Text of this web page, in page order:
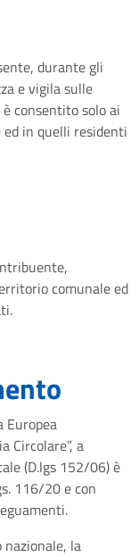
durante gli
e vigila sulle
consentito solo ai
in quelli residenti
comunale ed
Europea
Circolare”, a
(D.lgs 152/06) è
116/20 e con
la